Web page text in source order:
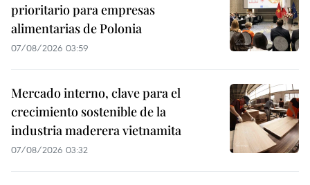
prioritario para empresas
alimentarias de Polonia
07/08/2026 03:59
Mercado interno, clave para el
crecimiento sostenible de la
industria maderera vietnamita
07/08/2026 03:32